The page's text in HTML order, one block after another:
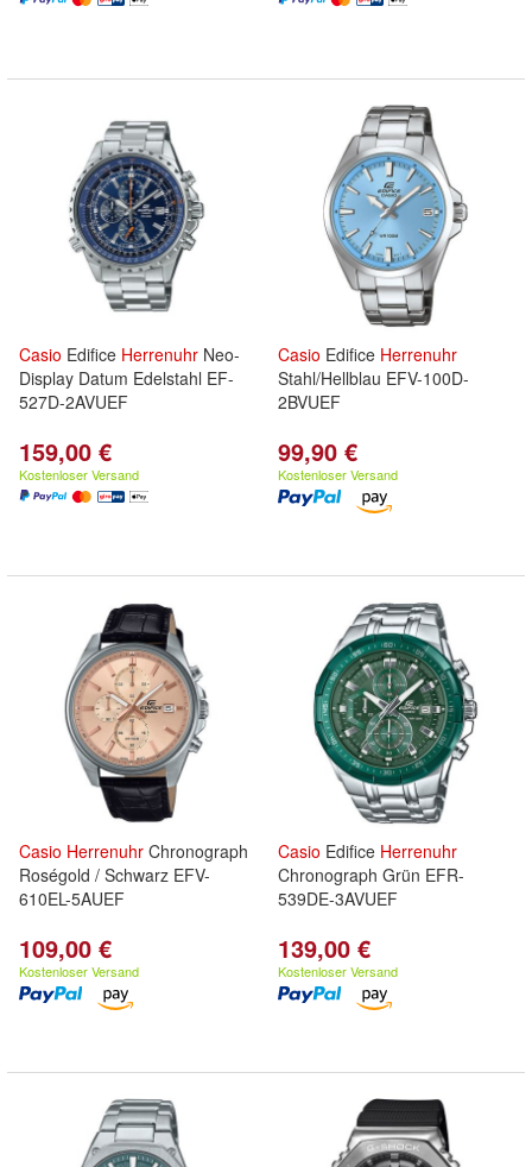
Casio Edifice Herrenuhr Neo-
Display Datum Edelstahl EF-
527D-2AVUEF
159,00 €
Kostenloser Versand
Casio Edifice Herrenuhr
Stahl/Hellblau EFV-100D-
2BVUEF
99,90 €
Kostenloser Versand
Casio Herrenuhr Chronograph
Roségold / Schwarz EFV-
610EL-5AUEF
109,00 €
Kostenloser Versand
Casio Edifice Herrenuhr
Chronograph Grün EFR-
539DE-3AVUEF
139,00 €
Kostenloser Versand